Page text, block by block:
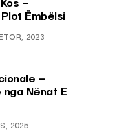
–
Ëmbëlsi
2023
–
Nënat E
2025